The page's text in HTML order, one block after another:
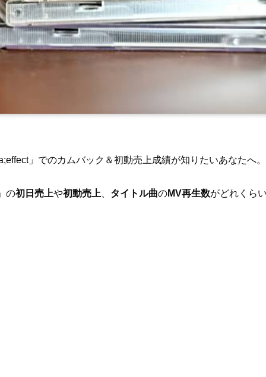
」でのカムバック＆初動売上成績が知りたいあなたへ。
の初日売上や初動売上 タイトル曲のMV再生数がどれくら